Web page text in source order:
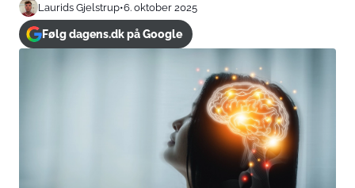
Laurids Gjelstrup•6. oktober 2025
Følg dagens.dk på Google